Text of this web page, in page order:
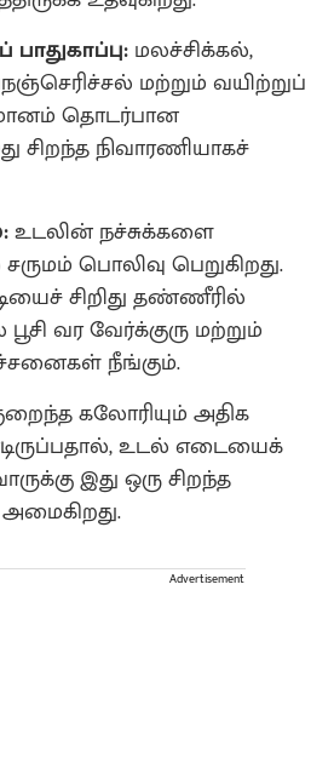
மலச்சிக்கல்,
மற்றும் வயிற்றுப்
தொடர்பான
சிறந்த நிவாரணியாகச்
உடலின் நச்சுக்களை
பொலிவு பெறுகிறது.
சிறிது தண்ணீரில்
வர வேர்க்குரு மற்றும்
நீங்கும்.
கலோரியும் அதிக
உடல் எடையைக்
இது ஒரு சிறந்த
Advertisement